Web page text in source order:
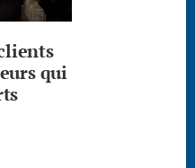
qui